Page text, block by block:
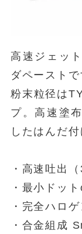
高速ジェッ
ダペーストで
粉末粒径は
プ。高速塗
したはんだ
・高速吐出
・最小ドッ
・完全ハロ
・合金組成